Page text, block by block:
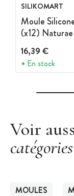
SILIKOMART
Moule
(x12)
16,39 €
En stock
Voir
catégories
MOULES